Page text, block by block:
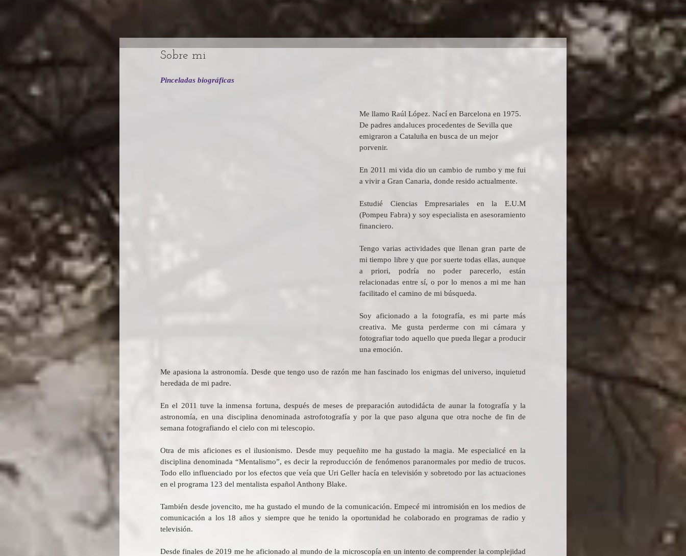
Sobre mi
Pinceladas biográficas
Me llamo Raúl López. Nací en Barcelona en 1975.
De padres andaluces procedentes de Sevilla que
emigraron a Cataluña en busca de un mejor
porvenir.
En 2011 mi vida dio un cambio de rumbo y me fui
a vivir a Gran Canaria, donde resido actualmente.
Estudié Ciencias Empresariales en la E.U.M
(Pompeu Fabra) y soy especialista en asesoramiento
financiero.
Tengo varias actividades que llenan gran parte de
mi tiempo libre y que por suerte todas ellas, aunque
a priori, podría no poder parecerlo, están
relacionadas entre sí, o por lo menos a mi me han
facilitado el camino de mi búsqueda.
Soy aficionado a la fotografía, es mi parte más
creativa. Me gusta perderme con mi cámara y
fotografiar todo aquello que pueda llegar a producir
una emoción.
Me apasiona la astronomía. Desde que tengo uso de razón me han fascinado los enigmas del universo, inquietud
heredada de mi padre.
En el 2011 tuve la inmensa fortuna, después de meses de preparación autodidácta de aunar la fotografía y la
astronomía, en una disciplina denominada astrofotografía y por la que paso alguna que otra noche de fin de
semana fotografiando el cielo con mi telescopio.
Otra de mis aficiones es el ilusionismo. Desde muy pequeñito me ha gustado la magia. Me especialicé en la
disciplina denominada “Mentalismo”, es decir la reproducción de fenómenos paranormales por medio de trucos.
Todo ello influenciado por los efectos que veía que Uri Geller hacía en televisión y sobretodo por las actuaciones
en el programa 123 del mentalista español Anthony Blake.
También desde jovencito, me ha gustado el mundo de la comunicación. Empecé mi intromisión en los medios de
comunicación a los 18 años y siempre que he tenido la oportunidad he colaborado en programas de radio y
televisión.
Desde finales de 2019 me he aficionado al mundo de la microscopía en un intento de comprender la complejidad